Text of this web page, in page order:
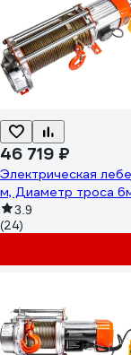
46 719 ₽
Электрическая
м, Диаметр троса
3.9
(24)